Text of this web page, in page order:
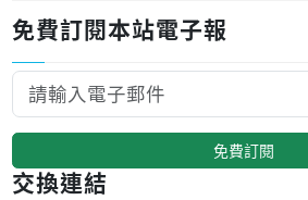
免費訂閱本站電子報
免費訂閱
交換連結